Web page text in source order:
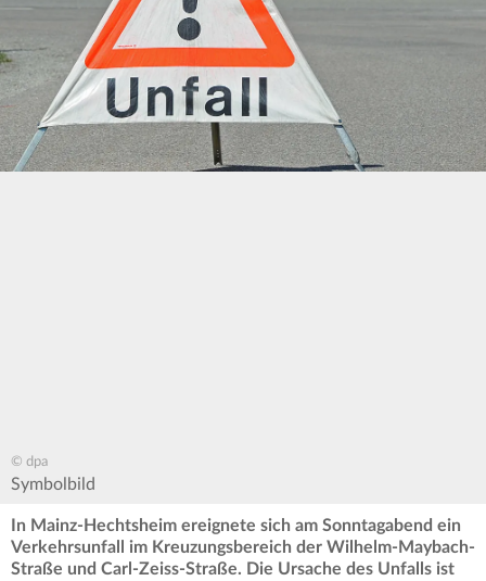
© dpa
Symbolbild
In Mainz-Hechtsheim ereignete sich am Sonntagabend ein
Verkehrsunfall im Kreuzungsbereich der Wilhelm-Maybach-
Straße und Carl-Zeiss-Straße. Die Ursache des Unfalls ist